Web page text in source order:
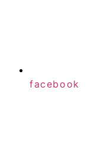
facebook